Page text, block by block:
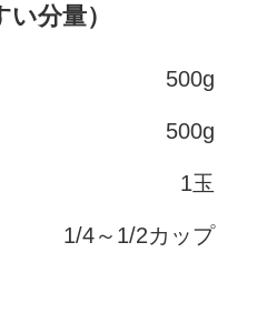
分量）
500g
500g
1玉
1/4～1/2カップ